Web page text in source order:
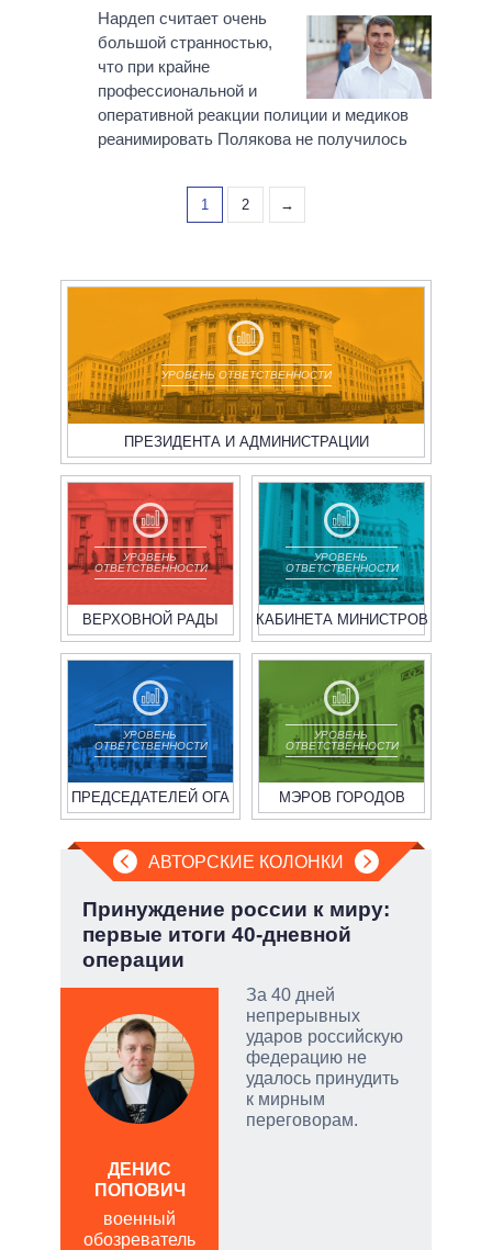
Нардеп считает очень
большой странностью,
что при крайне
профессиональной и
оперативной реакции полиции и медиков
реанимировать Полякова не получилось
1 2 →
УРОВЕНЬ ОТВЕТСТВЕННОСТИ
ПРЕЗИДЕНТА И АДМИНИСТРАЦИИ
УРОВЕНЬ
ОТВЕТСТВЕННОСТИ
ВЕРХОВНОЙ РАДЫ
УРОВЕНЬ
ОТВЕТСТВЕННОСТИ
КАБИНЕТА МИНИСТРОВ
УРОВЕНЬ
ОТВЕТСТВЕННОСТИ
ПРЕДСЕДАТЕЛЕЙ ОГА
УРОВЕНЬ
ОТВЕТСТВЕННОСТИ
МЭРОВ ГОРОДОВ
АВТОРСКИЕ КОЛОНКИ
Принуждение россии к миру:
первые итоги 40-дневной
операции
За 40 дней
непрерывных
ударов российскую
федерацию не
удалось принудить
к мирным
переговорам.
ДЕНИС
ПОПОВИЧ
военный
обозреватель